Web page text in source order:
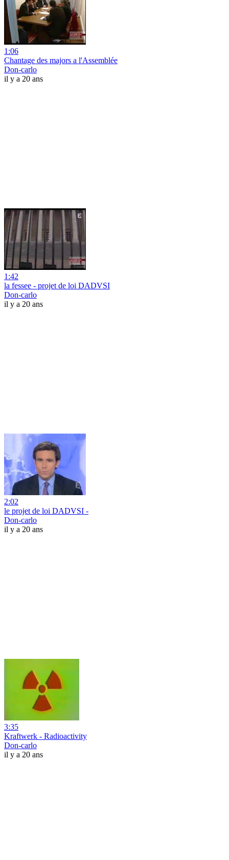
1:06
Chantage des majors a l'Assemblée
Don-carlo
il y a 20 ans
1:42
la fessee - projet de loi DADVSI
Don-carlo
il y a 20 ans
2:02
le projet de loi DADVSI -
Don-carlo
il y a 20 ans
3:35
Kraftwerk - Radioactivity
Don-carlo
il y a 20 ans